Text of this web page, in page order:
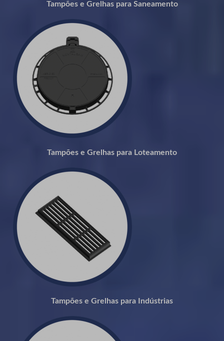
Tampões e Grelhas para Saneamento
Tampões e Grelhas para Loteamento
Tampões e Grelhas para Indústrias